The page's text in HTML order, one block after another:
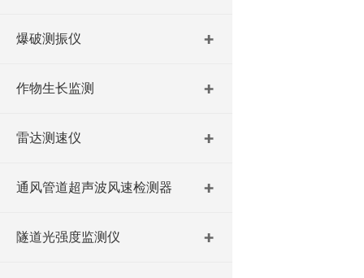
爆破测振仪
作物生长监测
雷达测速仪
通风管道超声波风速检测器
隧道光强度监测仪